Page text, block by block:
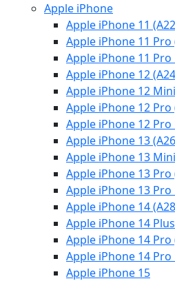
Apple iPhone
Apple iPhone 11
Apple iPhone 11 Pro
Apple iPhone 11 Pro
Apple iPhone 12
Apple iPhone 12
Apple iPhone 12 Pro
Apple iPhone 12 Pro
Apple iPhone 13
Apple iPhone 13
Apple iPhone 13 Pro
Apple iPhone 13 Pro
Apple iPhone 14
Apple iPhone 14
Apple iPhone 14 Pro
Apple iPhone 14 Pro
Apple iPhone 15